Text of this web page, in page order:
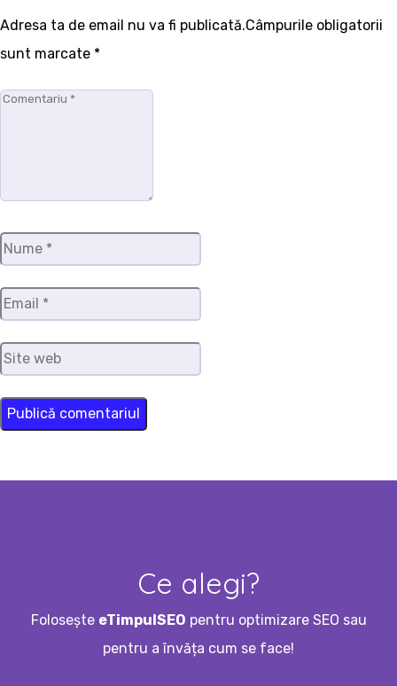
Adresa ta de email nu va fi publicată.Câmpurile obligatorii
sunt marcate *
Comentariu
Nume
Email
Site
Ce alegi?
Folosește eTimpulSEO pentru optimizare SEO sau
pentru a învăța cum se face!